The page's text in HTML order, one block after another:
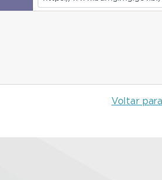
Voltar